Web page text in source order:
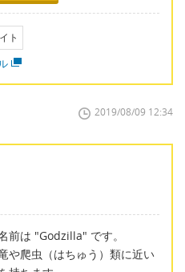
ト
2019/08/09 12:34
前は "Godzilla" です。
や爬虫（はちゅう）類に近い